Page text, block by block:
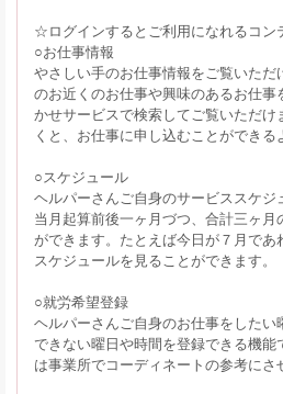
☆ログインするとご利用になれるコン
○お仕事情報
やさしい手のお仕事情報をご覧いた
のお近くのお仕事や興味のあるお仕事
かせサービスで検索してご覧いただ
くと、お仕事に申し込むことができる
○スケジュール
ヘルパーさんご自身のサービススケジ
当月起算前後一ヶ月づつ、合計三ヶ月
ができます。たとえば今日が７月で
スケジュールを見ることができます。
○就労希望登録
ヘルパーさんご自身のお仕事をした
できない曜日や時間を登録できる機
は事業所でコーディネートの参考にさ